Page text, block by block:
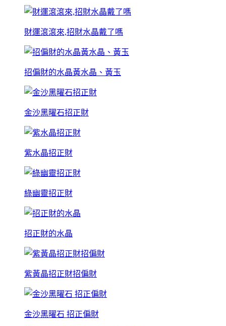
財運滾滾來,招財水晶戴了嗎
招偏財的水晶黃水晶、黃玉
金沙黑曜石招正財
紫水晶招正財
綠幽靈招正財
招正財的水晶
紫黃晶招正財招偏財
金沙黑曜石 招正偏財